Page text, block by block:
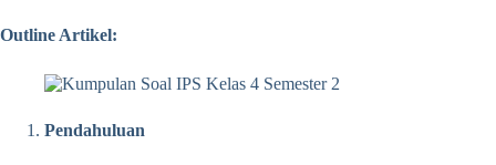
Outline Artikel:
Pendahuluan